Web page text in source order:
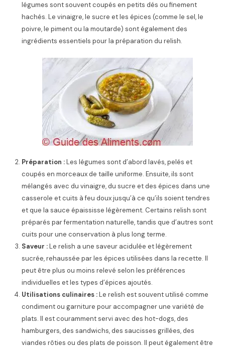
légumes sont souvent coupés en petits dés ou finement
hachés. Le vinaigre, le sucre et les épices (comme le sel, le
poivre, le piment ou la moutarde) sont également des
ingrédients essentiels pour la préparation du relish.
Préparation :Les légumes sont d’abord lavés, pelés et
coupés en morceaux de taille uniforme. Ensuite, ils sont
mélangés avec du vinaigre, du sucre et des épices dans une
casserole et cuits à feu doux jusqu’à ce qu’ils soient tendres
et que la sauce épaississe légèrement. Certains relish sont
préparés par fermentation naturelle, tandis que d’autres sont
cuits pour une conservation à plus long terme.
Saveur :Le relish a une saveur acidulée et légèrement
sucrée, rehaussée par les épices utilisées dans la recette. Il
peut être plus ou moins relevé selon les préférences
individuelles et les types d’épices ajoutés.
Utilisations culinaires :Le relish est souvent utilisé comme
condiment ou garniture pour accompagner une variété de
plats. Il est couramment servi avec des hot-dogs, des
hamburgers, des sandwichs, des saucisses grillées, des
viandes rôties ou des plats de poisson. Il peut également être